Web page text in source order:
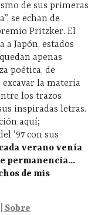
de sus primeras
se echan de
Pritzker. El
Japón, estados
apenas
poética, de
excavar la materia
los trazos
inspiradas letras.
aquí;
’97 con sus
verano venía
permanencia…
de mis
| Sobre